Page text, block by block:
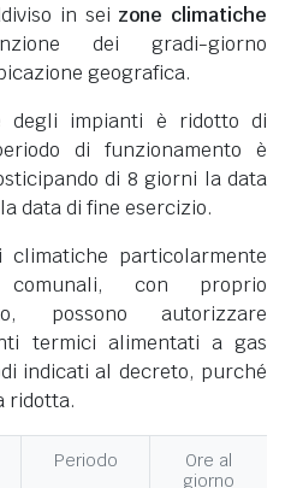
in sei zone climatiche
dei gradi-giorno
geografica.
degli impianti è ridotto di
di funzionamento è
di 8 giorni la data
data di fine esercizio.
particolarmente
con proprio
possono autorizzare
termici alimentati a gas
indicati al decreto, purché
ridotta.
Periodo
Ore al
giorno